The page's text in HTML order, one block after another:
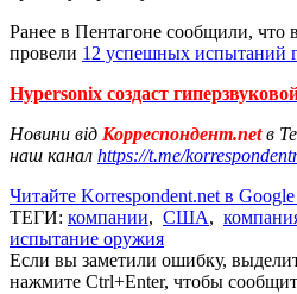
Ранее в Пентагоне сообщили,
провели 12 успешных испытаний
Hypersonix создаст
Новини від Корреспондент.netв
наш канал https://t.me/
Читайте Korrespondent.net в
ТЕГИ: компании, США,
испытание оружия
Если вы заметили ошибку,
нажмите Ctrl+Enter, чтобы